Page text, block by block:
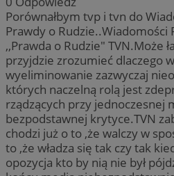
Porównałbym tvp i tvn do
Prawdy o Rudzie..Wiadomości
,,Prawda o Rudzie" TVN.Może
przyjdzie zrozumieć dlaczego
wyeliminowanie zazwyczaj
których naczelną rolą jest
rządzących przy jednoczesnej
bezpodstawnej krytyce.TVN
chodzi już o to ,że walczy w
to ,że władza się tak czy tak
opozycja kto by nią nie był